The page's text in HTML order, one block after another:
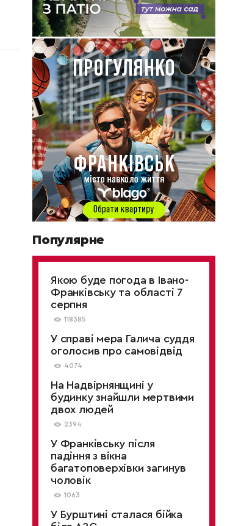
Популярне
Якою буде погода в Івано-
Франківську та області 7
серпня
118385
У справі мера Галича суддя
оголосив про самовідвід
4074
На Надвірнянщині у
будинку знайшли мертвими
двох людей
2394
У Франківську після
падіння з вікна
багатоповерхівки загинув
чоловік
1063
У Бурштині сталася бійка